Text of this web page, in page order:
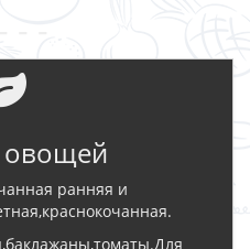
овощей
ранняя и